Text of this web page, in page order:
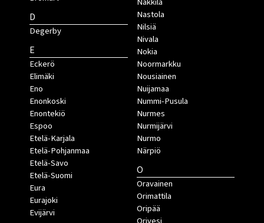
D
Degerby
E
Eckerö
Elimäki
Eno
Enonkoski
Enontekiö
Espoo
Etelä-Karjala
Etelä-Pohjanmaa
Etelä-Savo
Etelä-Suomi
Eura
Eurajoki
Evijärvi
Nastola
Nilsiä
Nivala
Nokia
Noormarkku
Nousiainen
Nuijamaa
Nummi-Pusula
Nurmes
Nurmijärvi
Nurmo
Närpiö
O
Oravainen
Orimattila
Oripää